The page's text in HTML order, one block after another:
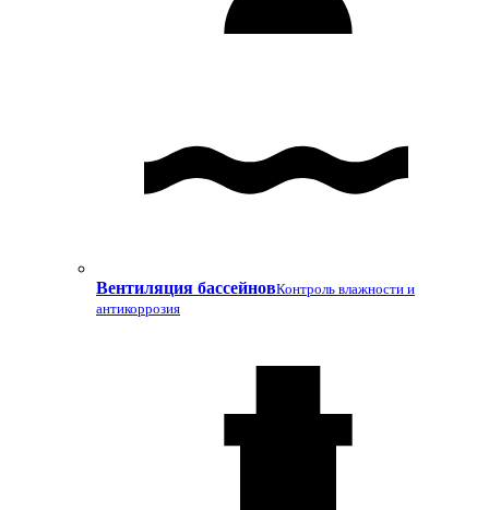
Вентиляция бассейновКонтроль влажности и
антикоррозия